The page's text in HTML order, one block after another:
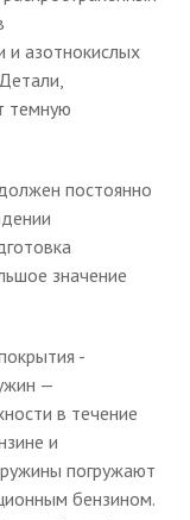
и азотнокислых
темную
постоянно
значение
-
—
в течение
и
погружают
бензином.